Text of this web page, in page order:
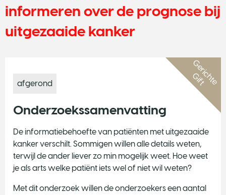
informeren over de prognose bij
uitgezaaide kanker
G
e
r
i
c
h
t
e
G
i
f
t
afgerond
Onderzoekssamenvatting
De informatiebehoefte van patiënten met uitgezaaide
kanker verschilt. Sommigen willen alle details weten,
terwijl de ander liever zo min mogelijk weet. Hoe weet
je als arts welke patiënt iets wel of niet wil weten?
Met dit onderzoek willen de onderzoekers een aantal